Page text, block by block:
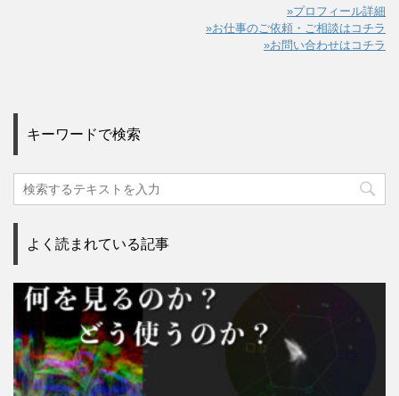
»プロフィール詳細
»お仕事のご依頼・ご相談はコチラ
»お問い合わせはコチラ
キーワードで検索
よく読まれている記事